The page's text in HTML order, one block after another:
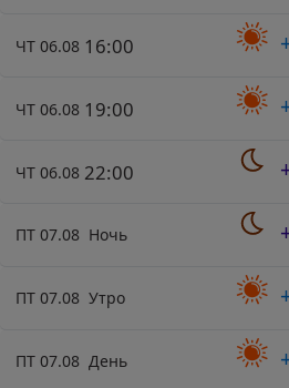
ЧТ 06.08 16:00
ЧТ 06.08 19:00
ЧТ 06.08 22:00
ПТ 07.08 Ночь
ПТ 07.08 Утро
ПТ 07.08 День